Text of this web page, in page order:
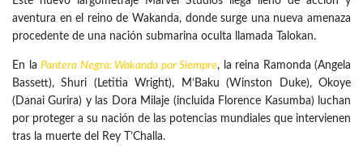
aventura en el reino de Wakanda, donde surge una nueva amenaza
procedente de una nación submarina oculta llamada Talokan.
En la Pantera Negra: Wakanda por Siempre, la reina Ramonda (Angela
Bassett), Shuri (Letitia Wright), M’Baku (Winston Duke), Okoye
(Danai Gurira) y las Dora Milaje (incluida Florence Kasumba) luchan
por proteger a su nación de las potencias mundiales que intervienen
tras la muerte del Rey T’Challa.